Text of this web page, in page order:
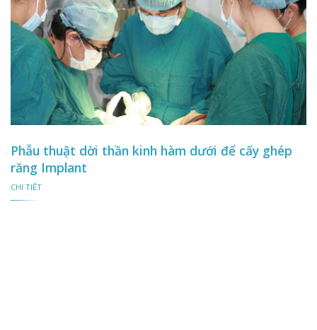
Phẫu thuật dời thần kinh hàm dưới để cấy ghép
răng Implant
CHI TIẾT